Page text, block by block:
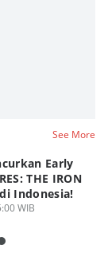
See More
Early
THE IRON
Indonesia!
WIB